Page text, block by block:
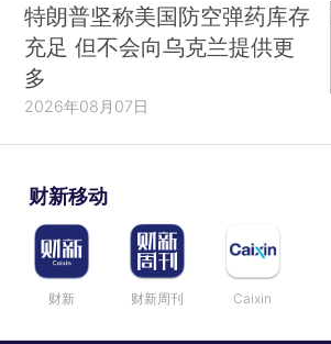
特朗普坚称美国防空弹药库存
充足 但不会向乌克兰提供更
多
2026年08月07日
财新移动
财新 财新周刊 Caixin